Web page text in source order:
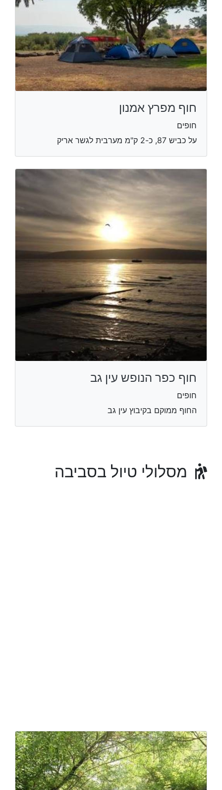
חוף מפרץ אמנון
חופים
על כביש 87, כ-2 ק"מ מערבית לגשר אריק
חוף כפר הנופש עין גב
חופים
החוף ממוקם בקיבוץ עין גב
מסלולי טיול בסביבה